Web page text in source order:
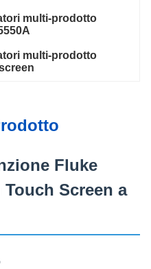
multi-prodotto
multi-prodotto
Fluke
Touch Screen a